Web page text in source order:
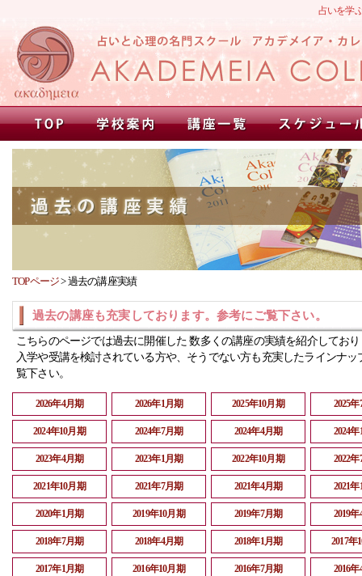
占いを学
TOPページ>過去の講座実績
過去の講座も充実しております。参考にご覧下さい。
こちらのページでは過去に開催した 数多くの講座の実績を紹介してお
入学や受講を検討されている方や、そうでない方も充実したラインナッ
覧下さい。
2026年4月期 2026年1月期 2025年10月期 2025
2024年10月期 2024年7月期 2024年4月期 2024
2023年4月期 2023年1月期 2022年10月期 2022
2021年10月期 2021年7月期 2021年4月期 2021
2020年1月期 2019年10月期 2019年7月期 2019
2018年7月期 2018年4月期 2018年1月期 2017年
2017年1月期 2016年10月期 2016年7月期 2016